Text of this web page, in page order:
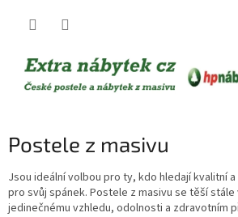
Postele z masivu
Jsou ideální volbou pro ty, kdo hledají kvalitní
pro svůj spánek. Postele z masivu se těší
jedinečnému vzhledu, odolnosti a zdravotním